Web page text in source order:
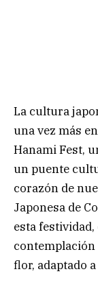
La cultura
una vez más
Hanami Fest,
un puente
corazón de
Japonesa de
esta
contemplación
flor, adaptado